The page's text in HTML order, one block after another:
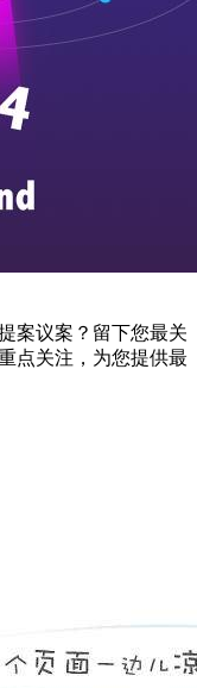
案议案？留下您最关
点关注，为您提供最